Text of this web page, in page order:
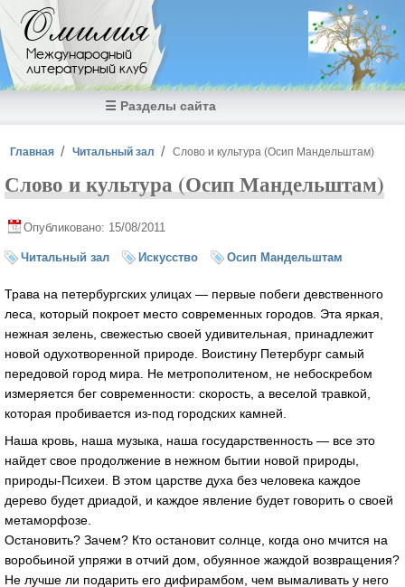
Перейти к основному содержанию
Омилия
Международный
литературный клуб
☰ Разделы сайта
Вы здесь
Главная Читальный зал Слово и культура (Осип Мандельштам)
Слово и культура (Осип Мандельштам)
Опубликовано: 15/08/2011
Читальный зал Искусство Осип Мандельштам
Трава на петербургских улицах — первые побеги девственного
леса, который покроет место современных городов. Эта яркая,
нежная зелень, свежестью своей удивительная, принадлежит
новой одухотворенной природе. Воистину Петербург самый
передовой город мира. Не метрополитеном, не небоскребом
измеряется бег современности: скорость, а веселой травкой,
которая пробивается из-под городских камней.
Наша кровь, наша музыка, наша государственность — все это
найдет свое продолжение в нежном бытии новой природы,
природы-Психеи. В этом царстве духа без человека каждое
дерево будет дриадой, и каждое явление будет говорить о своей
метаморфозе.
Остановить? Зачем? Кто остановит солнце, когда оно мчится на
воробьиной упряжи в отчий дом, обуянное жаждой возвращения?
Не лучше ли подарить его дифирамбом, чем вымаливать у него